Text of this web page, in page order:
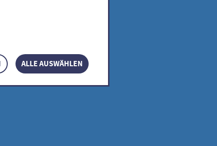
ALLE AUSWÄHLEN